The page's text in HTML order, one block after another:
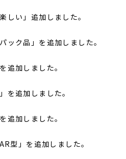
しい」追加しました。
ック品」を追加しました。
追加しました。
を追加しました。
追加しました。
型」を追加しました。